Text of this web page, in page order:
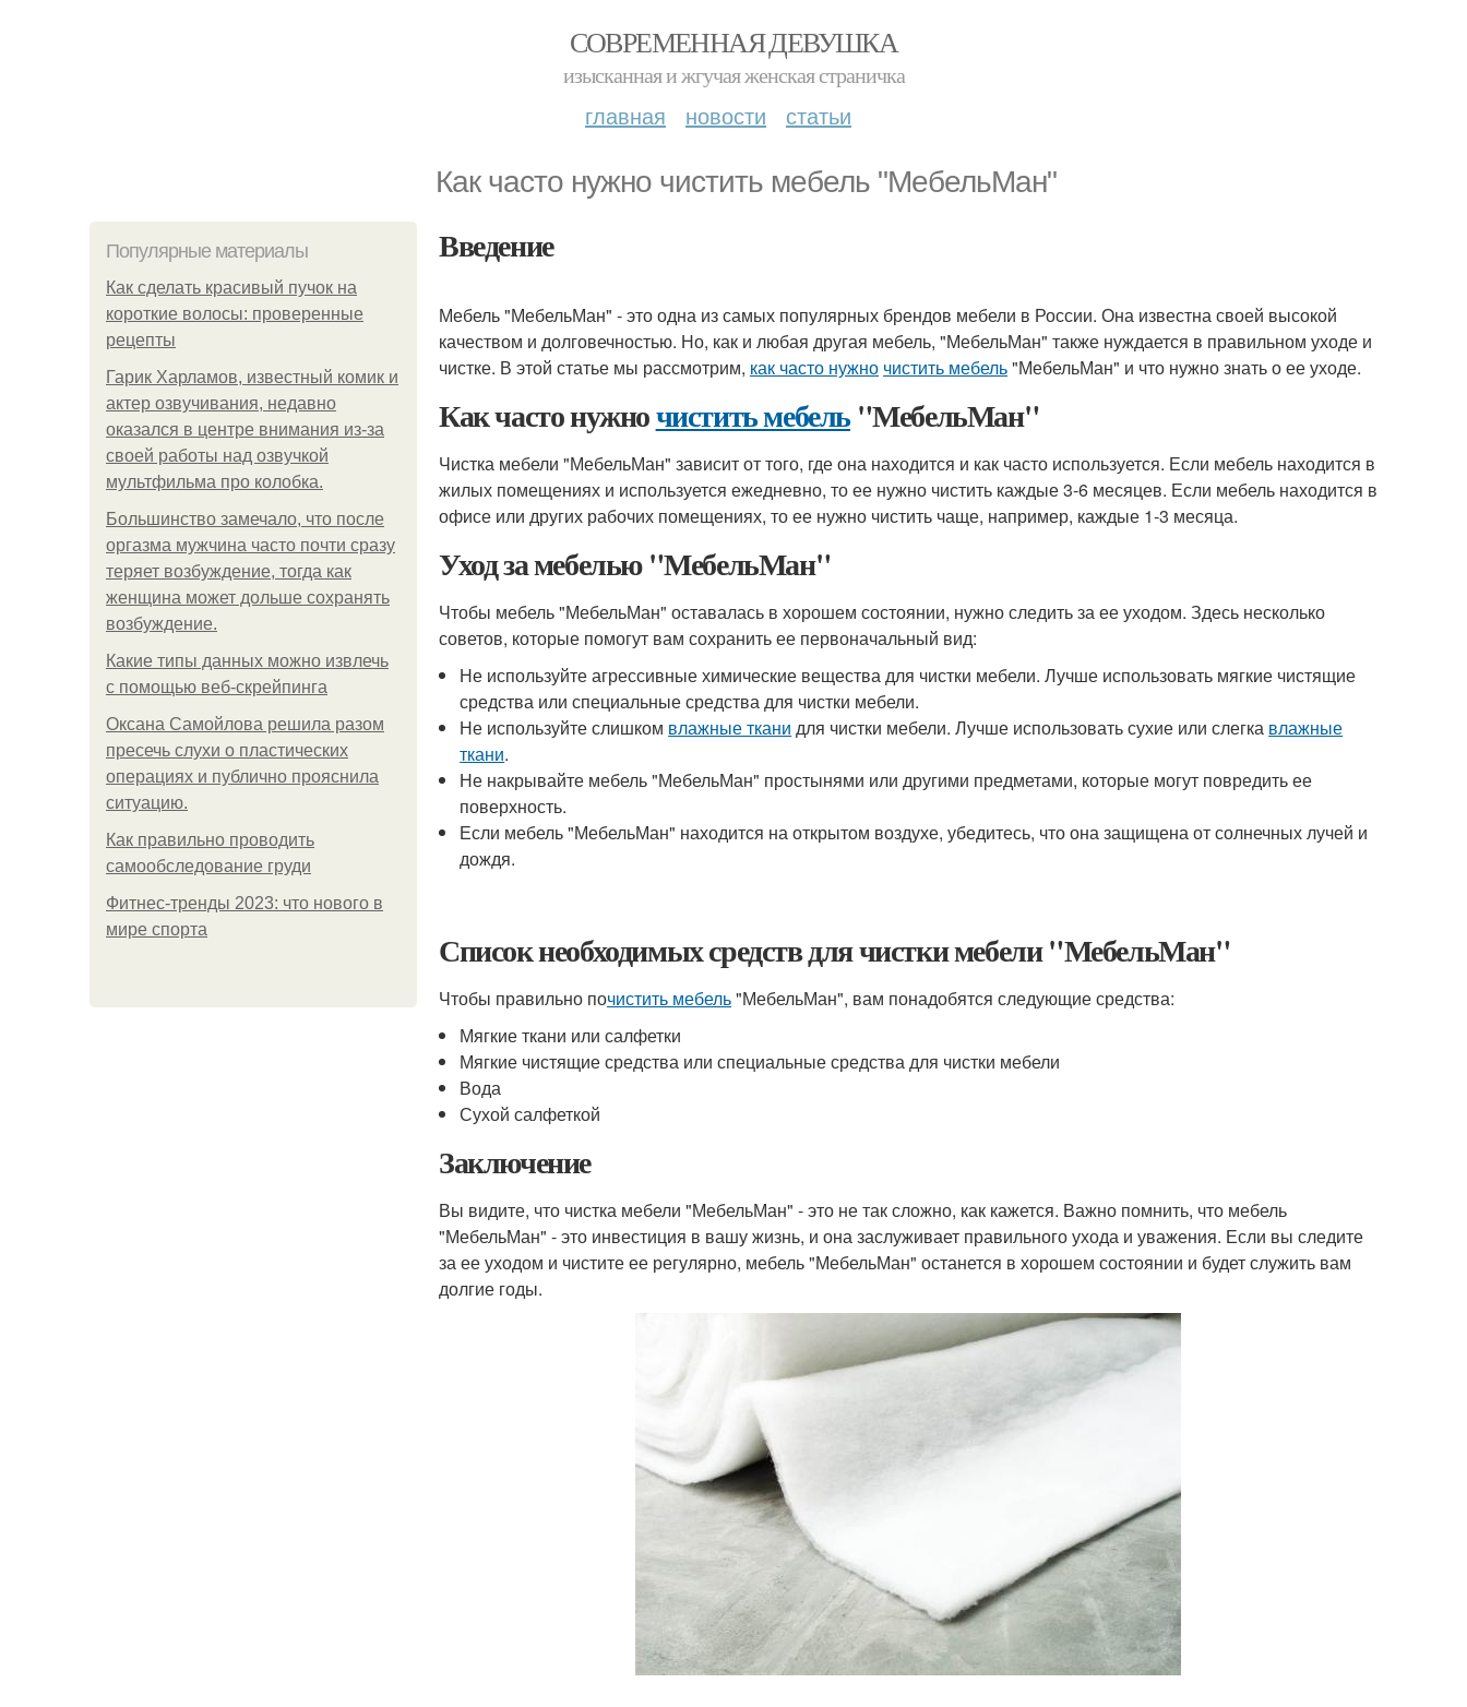
СОВРЕМЕННАЯ ДЕВУШКА
изысканная и жгучая женская страничка
главная новости статьи
Как часто нужно чистить мебель "МебельМан"
Популярные материалы
Как сделать красивый пучок на
короткие волосы: проверенные
рецепты
Гарик Харламов, известный комик и
актер озвучивания, недавно
оказался в центре внимания из-за
своей работы над озвучкой
мультфильма про колобка.
Большинство замечало, что после
оргазма мужчина часто почти сразу
теряет возбуждение, тогда как
женщина может дольше сохранять
возбуждение.
Какие типы данных можно извлечь
с помощью веб-скрейпинга
Оксана Самойлова решила разом
пресечь слухи о пластических
операциях и публично прояснила
ситуацию.
Как правильно проводить
самообследование груди
Фитнес-тренды 2023: что нового в
мире спорта
Введение
Мебель "МебельМан" - это одна из самых популярных брендов мебели в России. Она известна своей высокой
качеством и долговечностью. Но, как и любая другая мебель, "МебельМан" также нуждается в правильном уходе и
чистке. В этой статье мы рассмотрим, как часто нужно чистить мебель"МебельМан" и что нужно знать о ее уходе.
Как часто нужночистить мебель"МебельМан"
Чистка мебели "МебельМан" зависит от того, где она находится и как часто используется. Если мебель находится в
жилых помещениях и используется ежедневно, то ее нужно чистить каждые 3-6 месяцев. Если мебель находится в
офисе или других рабочих помещениях, то ее нужно чистить чаще, например, каждые 1-3 месяца.
Уход за мебелью "МебельМан"
Чтобы мебель "МебельМан" оставалась в хорошем состоянии, нужно следить за ее уходом. Здесь несколько
советов, которые помогут вам сохранить ее первоначальный вид:
Не используйте агрессивные химические вещества для чистки мебели. Лучше использовать мягкие чистящие
средства или специальные средства для чистки мебели.
Не используйте слишком влажные ткани для чистки мебели. Лучше использовать сухие или слегка влажные
ткани.
Не накрывайте мебель "МебельМан" простынями или другими предметами, которые могут повредить ее
поверхность.
Если мебель "МебельМан" находится на открытом воздухе, убедитесь, что она защищена от солнечных лучей и
дождя.
Список необходимых средств для чистки мебели "МебельМан"
Чтобы правильно почистить мебель"МебельМан", вам понадобятся следующие средства:
Мягкие ткани или салфетки
Мягкие чистящие средства или специальные средства для чистки мебели
Вода
Сухой салфеткой
Заключение
Вы видите, что чистка мебели "МебельМан" - это не так сложно, как кажется. Важно помнить, что мебель
"МебельМан" - это инвестиция в вашу жизнь, и она заслуживает правильного ухода и уважения. Если вы следите
за ее уходом и чистите ее регулярно, мебель "МебельМан" останется в хорошем состоянии и будет служить вам
долгие годы.